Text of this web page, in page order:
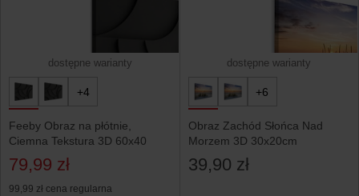
dostępne warianty
+4
Feeby Obraz na płótnie,
Ciemna Tekstura 3D 60x40
79,99 zł
99,99 zł cena regularna
dostępne warianty
+6
Obraz Zachód Słońca Nad
Morzem 3D 30x20cm
39,90 zł